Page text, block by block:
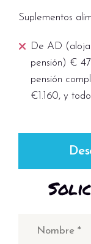
Suplementos
De AD
pensión) €
pensión
€1.160, y